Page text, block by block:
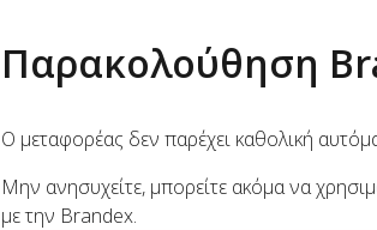
Παρακολούθηση
Ο μεταφορέας δεν παρέχει καθολική
Μην ανησυχείτε, μπορείτε ακόμα να
με την Brandex.